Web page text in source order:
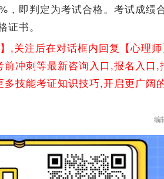
，即判定为考试合格。考试成绩
书。
,关注后在对话框内回复【心理
冲刺等最新咨询入口,报名入口,
技能考证知识技巧,开启更广阔
编